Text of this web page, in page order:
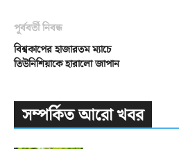
পূর্ববর্তী নিবন্ধ
বিশ্বকাপের হাজারতম ম্যাচে
তিউনিশিয়াকে হারালো জাপান
সম্পর্কিত আরো খবর